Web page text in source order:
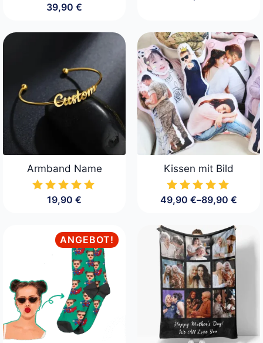
39,90 €
Armband Name
19,90 €
Kissen mit Bild
49,90 €–89,90 €
Preisspanne:
bis
89,90 €
ANGEBOT!